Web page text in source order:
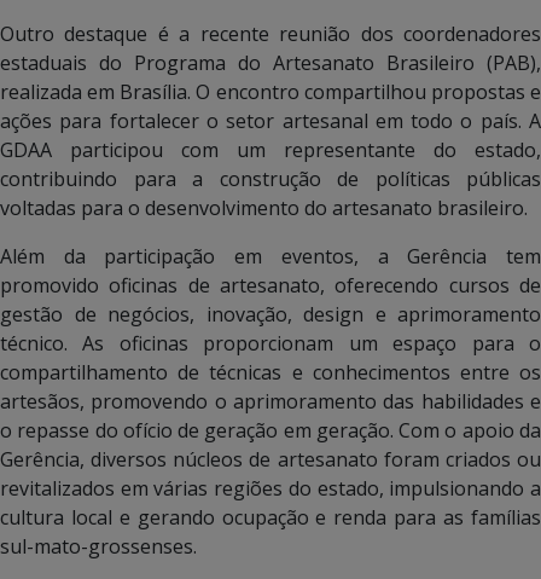
Outro destaque é a recente reunião dos coordenadores
estaduais do Programa do Artesanato Brasileiro (PAB),
realizada em Brasília. O encontro compartilhou propostas e
ações para fortalecer o setor artesanal em todo o país. A
GDAA participou com um representante do estado,
contribuindo para a construção de políticas públicas
voltadas para o desenvolvimento do artesanato brasileiro.
Além da participação em eventos, a Gerência tem
promovido oficinas de artesanato, oferecendo cursos de
gestão de negócios, inovação, design e aprimoramento
técnico. As oficinas proporcionam um espaço para o
compartilhamento de técnicas e conhecimentos entre os
artesãos, promovendo o aprimoramento das habilidades e
o repasse do ofício de geração em geração. Com o apoio da
Gerência, diversos núcleos de artesanato foram criados ou
revitalizados em várias regiões do estado, impulsionando a
cultura local e gerando ocupação e renda para as famílias
sul-mato-grossenses.